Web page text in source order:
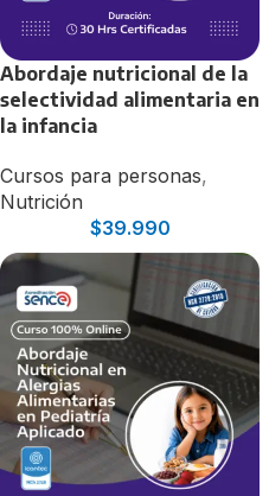
Abordaje nutricional de la
selectividad alimentaria en
la infancia
Cursos para personas,
Nutrición
$39.990